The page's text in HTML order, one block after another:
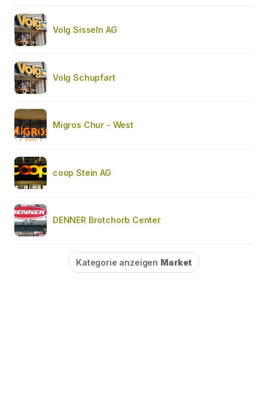
Volg Sisseln AG
Volg Schupfart
Migros Chur - West
coop Stein AG
DENNER Brotchorb Center
Kategorie anzeigen Market